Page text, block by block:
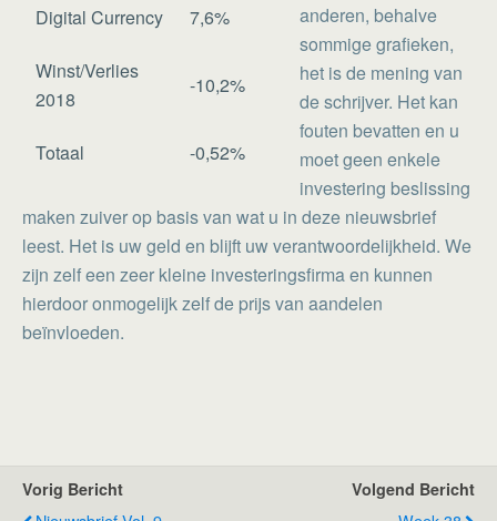
Digital Currency 7,6%
Winst/Verlies
2018
-10,2%
Totaal -0,52%
anderen, behalve
sommige grafieken,
het is de mening van
de schrijver. Het kan
fouten bevatten en u
moet geen enkele
investering beslissing
maken zuiver op basis van wat u in deze nieuwsbrief
leest. Het is uw geld en blijft uw verantwoordelijkheid. We
zijn zelf een zeer kleine investeringsfirma en kunnen
hierdoor onmogelijk zelf de prijs van aandelen
beïnvloeden.
Vorig Bericht Volgend Bericht